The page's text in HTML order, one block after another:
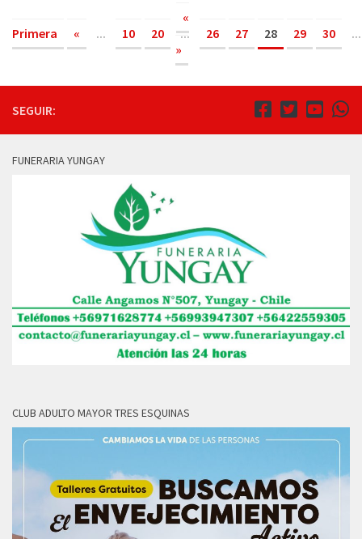
«
Primera
« ... 10 20 ... 26 27 28 29 30
...
»
SEGUIR:
FUNERARIA YUNGAY
CLUB ADULTO MAYOR TRES ESQUINAS